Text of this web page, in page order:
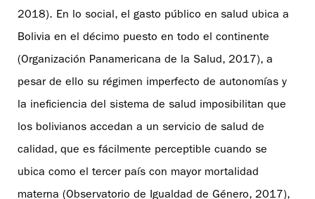
2018). En lo social, el gasto público en salud ubica a
Bolivia en el décimo puesto en todo el continente
(Organización Panamericana de la Salud, 2017), a
pesar de ello su régimen imperfecto de autonomías y
la ineficiencia del sistema de salud imposibilitan que
los bolivianos accedan a un servicio de salud de
calidad, que es fácilmente perceptible cuando se
ubica como el tercer país con mayor mortalidad
materna (Observatorio de Igualdad de Género, 2017),